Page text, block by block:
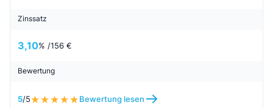
Zinssatz
3,10% /156 €
Bewertung
5/5 Bewertung lesen